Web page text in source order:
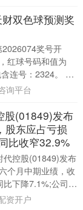
双色球预测奖
奖号开
红球号码和值为
连号：2324。 福
询平台
股(01849)发布
股东应占亏损
比收窄32.9%
代控股(01849)发布
个月中期业绩，收
下降7.1%;公司拥
资开户